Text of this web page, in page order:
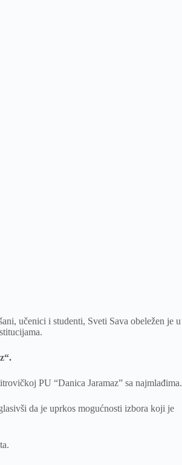
učenici i studenti, Sveti Sava obeležen je u
PU “Danica Jaramaz” sa najmlađima.
da je uprkos mogućnosti izbora koji je